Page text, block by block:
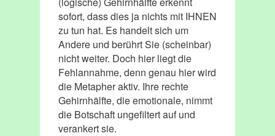
sofort, dass dies ja nichts mit IHNEN
zu tun hat. Es handelt sich um
Andere und berührt Sie (scheinbar)
nicht weiter. Doch hier liegt die
Fehlannahme, denn genau hier wird
die Metapher aktiv. Ihre rechte
Gehirnhälfte, die emotionale, nimmt
die Botschaft ungefiltert auf und
verankert sie.